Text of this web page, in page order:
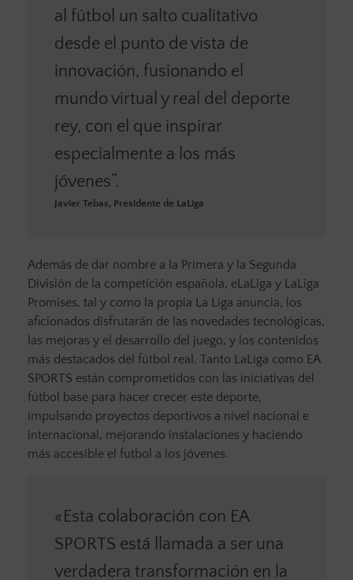
al fútbol un salto cualitativo
desde el punto de vista de
innovación, fusionando el
mundo virtual y real del deporte
rey, con el que inspirar
especialmente a los más
jóvenes”.
Javier Tebas, Presidente de LaLiga
Además de dar nombre a la Primera y la Segunda
División de la competición española, eLaLiga y LaLiga
Promises, tal y como la propia La Liga anuncia, los
aficionados disfrutarán de las novedades tecnológicas,
las mejoras y el desarrollo del juego, y los contenidos
más destacados del fútbol real. Tanto LaLiga como EA
SPORTS están comprometidos con las iniciativas del
fútbol base para hacer crecer este deporte,
impulsando proyectos deportivos a nivel nacional e
internacional, mejorando instalaciones y haciendo
más accesible el futbol a los jóvenes.
«Esta colaboración con EA
SPORTS está llamada a ser una
verdadera transformación en la